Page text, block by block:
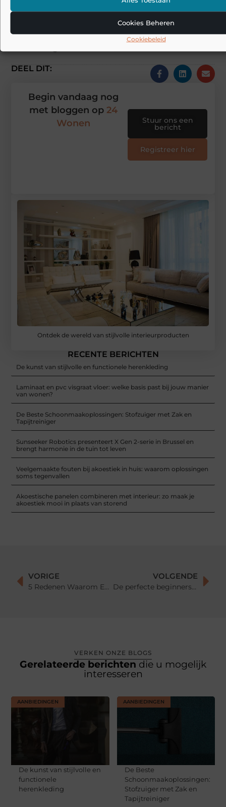
Cookies Beheren
Cookiebeleid
Tags en Categorieën:
DEEL DIT:
Ontdek de wereld van stijlvolle interieurproducten
RECENTE BERICHTEN
De kunst van stijlvolle en functionele herenkleding
Laminaat en pvc visgraat vloer: welke basis past bij jouw manier
van wonen?
De Beste Schoonmaakoplossingen: Stofzuiger met Zak en
Tapijtreiniger
Sunseeker Robotics presenteert X Gen 2-serie in Brussel en
brengt harmonie in de tuin tot leven
Veelgemaakte fouten bij akoestiek in huis: waarom oplossingen
soms tegenvallen
Akoestische panelen combineren met interieur: zo maak je
akoestiek mooi in plaats van storend
Begin vandaag nog
met bloggen op 24
Wonen
Stuur ons een
bericht
Registreer hier
VORIGE
5 Redenen Waarom Een Bureau Met Kast Op Maat De Perfecte Oplossing Is
VOLGENDE
De perfecte beginnersvriend: waarom je eerste kamerplant altijd een Ficus zou moeten zijn
VERKEN ONZE BLOGS
Gerelateerde berichten die u mogelijk
interesseren
AANBIEDINGEN
De kunst van stijlvolle en
functionele
herenkleding
AANBIEDINGEN
De Beste
Schoonmaakoplossingen:
Stofzuiger met Zak en
Tapijtreiniger